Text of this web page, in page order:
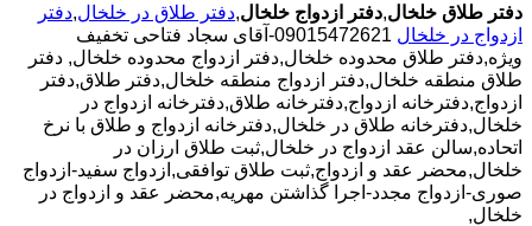
دفتر طلاق خلخال,دفتر ازدواج خلخال,دفتر طلاق در خلخال,دفتر
ازدواج در خلخال
09015472621-آقای سجاد فتاحی تخفیف
ویژه,دفتر طلاق محدوده خلخال,دفتر ازدواج محدوده خلخال, دفتر
طلاق منطقه خلخال,دفتر ازدواج منطقه خلخال,دفتر طلاق,دفتر
ازدواج,دفترخانه ازدواج,دفترخانه طلاق,دفترخانه ازدواج در
خلخال,دفترخانه طلاق در خلخال,دفترخانه ازدواج و طلاق با نرخ
اتحاده,سالن عقد ازدواج در خلخال,ثبت طلاق ارزان در
خلخال,محضر عقد و ازدواج,ثبت طلاق توافقی,ازدواج سفید-ازدواج
صوری-ازدواج مجدد-اجرا گذاشتن مهریه,محضر عقد و ازدواج در
خلخال,